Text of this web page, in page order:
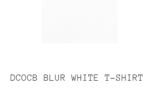
DCOCB BLUR WHITE T-SHIRT